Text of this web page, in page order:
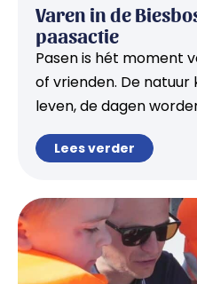
Varen in de
paasactie
Pasen is hét moment
of vrienden. De
leven, de dagen
Lees verder